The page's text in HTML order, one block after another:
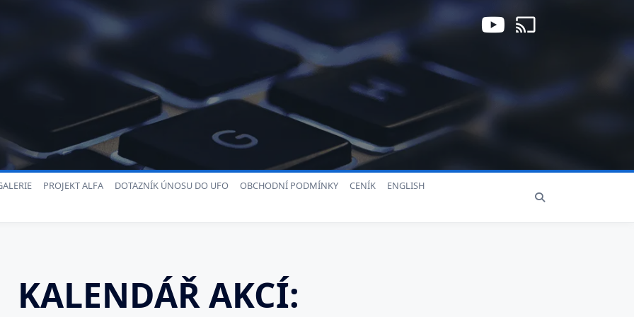
PROJEKT ALFA DOTAZNÍK ÚNOSU DO UFO OBCHODNÍ PODMÍNKY CENÍK
ENGLISH
KALENDÁŘ AKCÍ: